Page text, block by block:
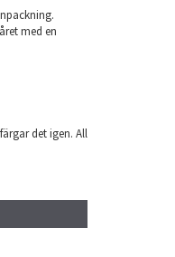
med en
det igen. All